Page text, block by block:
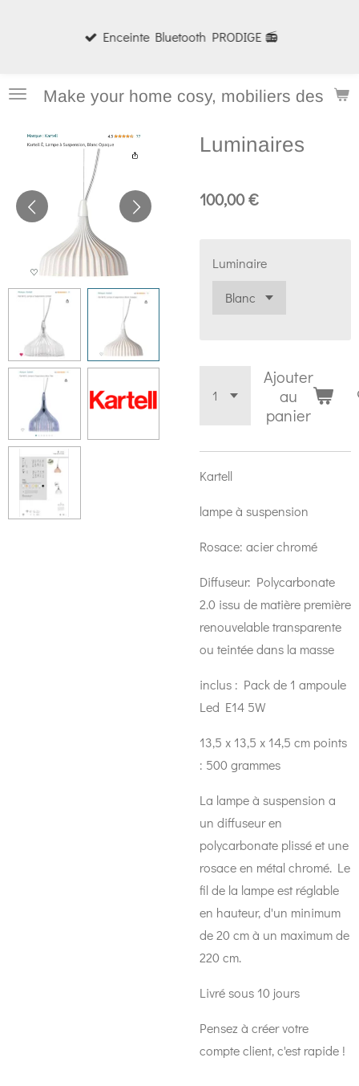
principal
Make your home cosy, mobiliers design
Enceinte Bluetooth PRODIGE 📻
Luminaires
100,00 €
Luminaire
Ajouter
au
panier
Kartell
lampe à suspension
Rosace: acier chromé
Diffuseur: Polycarbonate
2.0 issu de matière première
renouvelable transparente
ou teintée dans la masse
inclus : Pack de 1 ampoule
Led E14 5W
‎13,5 x 13,5 x 14,5 cm points
: 500grammes
La lampe à suspension a
un diffuseur en
polycarbonate plissé et une
rosace en métal chromé. Le
fil de la lampe est réglable
en hauteur, d'un minimum
de 20 cm à un maximum de
220 cm.
Livré sous 10 jours
Pensez à créer votre
compte client, c'est rapide !